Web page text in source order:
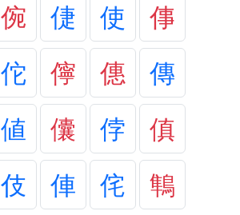
倇 倢 使
倳
佗 儜 僡
傳
値 儾 侼
傎
伎 俥 侘
鶽